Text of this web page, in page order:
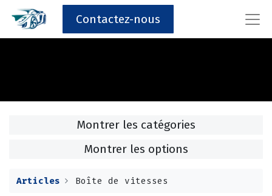
Contactez-nous
Montrer les catégories
Montrer les options
Articles Boîte de vitesses